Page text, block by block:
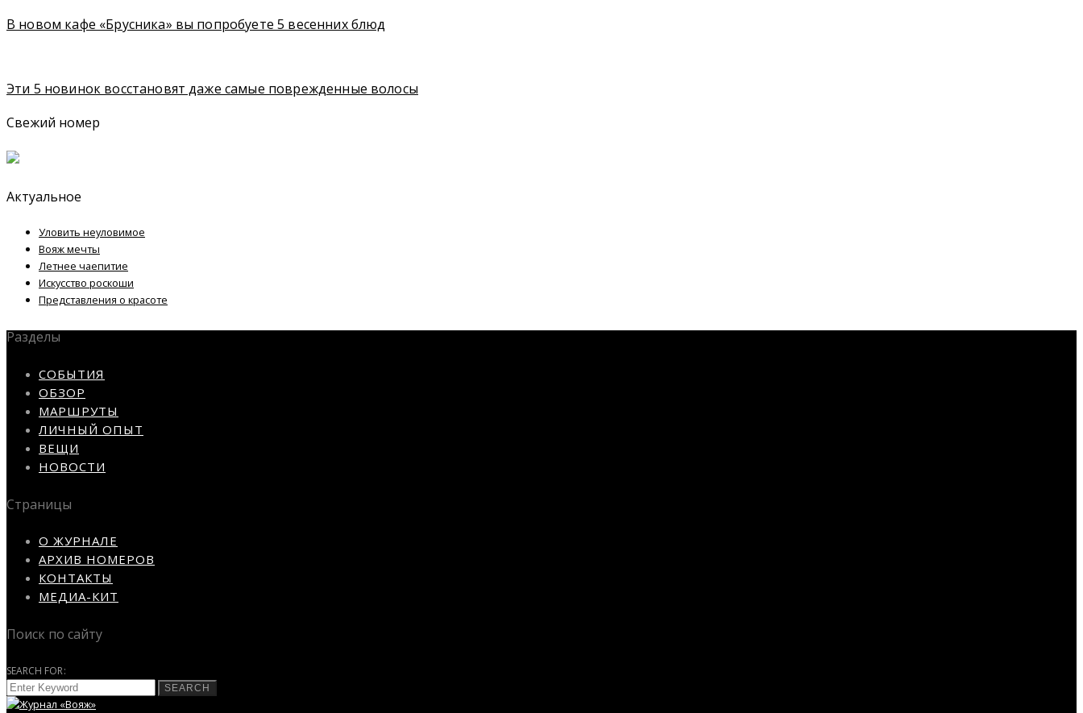
В новом кафе «Брусника» вы попробуете 5 весенних блюд
Эти 5 новинок восстановят даже самые поврежденные волосы
Свежий номер
Актуальное
Уловить неуловимое
Вояж мечты
Летнее чаепитие
Искусство роскоши
Представления о красоте
Разделы
СОБЫТИЯ
ОБЗОР
МАРШРУТЫ
ЛИЧНЫЙ ОПЫТ
ВЕЩИ
НОВОСТИ
Страницы
О ЖУРНАЛЕ
АРХИВ НОМЕРОВ
КОНТАКТЫ
МЕДИА-КИТ
Поиск по сайту
SEARCH FOR:
SEARCH